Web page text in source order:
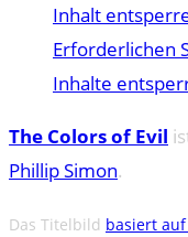
Inhalt
Erforderlichen
Inhalte
The Colors of Evil
Phillip Simon.
Das Titelbild basiert